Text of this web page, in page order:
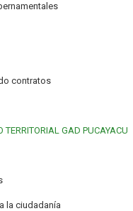
contratos
GAD PUCAYACU
la ciudadanía